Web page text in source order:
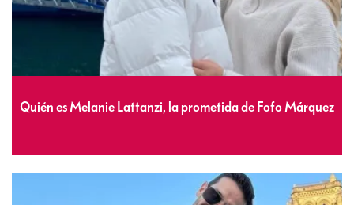
Quién es Melanie Lattanzi, la prometida de Fofo Márquez